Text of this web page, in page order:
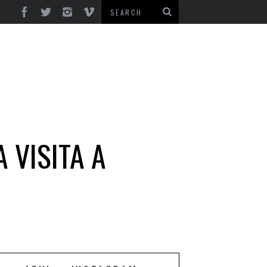
VISITA A